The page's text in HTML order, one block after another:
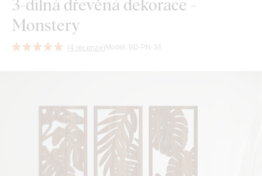
Monstery
(4 recenze) Model: BD-PN-38